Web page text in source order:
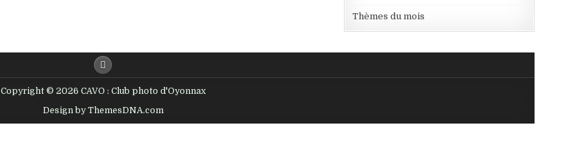
Thèmes du mois
Copyright © 2026 CAVO : Club photo d'Oyonnax
Design by ThemesDNA.com